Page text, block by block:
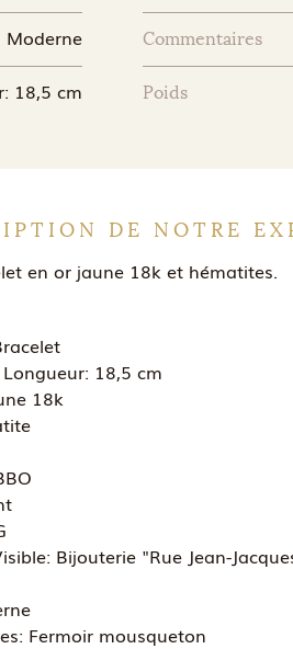
Moderne Commentaires
18,5 cm Poids
DE NOTRE
en or jaune 18k et hématites.
Longueur: 18,5 cm
18k
Bijouterie "Rue Jean-
Fermoir mousqueton